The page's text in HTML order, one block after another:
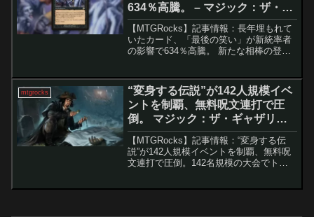
634％高騰。 – マジック：ザ・ギ
ャザリング
【MTGRocks】記事情報：長年埋もれて
いたカード、「最後の笑い」が新統率者
の影響で634％高騰。 新たな相棒の登場
Commander Edition』...
mtgrocks
“変身する伝説”が142人規模イベ
ントを制覇、無料呪文連打で圧
倒。 マジック：ザ・ギャザリン
グ
【MTGRocks】記事情報：“変身する伝
説”が142人規模イベントを制覇、無料呪
文連打で圧倒。142名規模の大会でトッ